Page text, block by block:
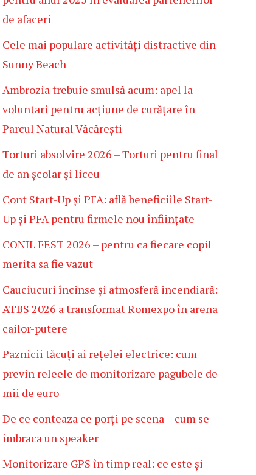
de afaceri
Cele mai populare activități distractive din
Sunny Beach
Ambrozia trebuie smulsă acum: apel la
voluntari pentru acțiune de curățare în
Parcul Natural Văcărești
Torturi absolvire 2026 – Torturi pentru final
de an școlar și liceu
Cont Start-Up și PFA: află beneficiile Start-
Up și PFA pentru firmele nou înființate
CONIL FEST 2026 – pentru ca fiecare copil
merita sa fie vazut
Cauciucuri încinse și atmosferă incendiară:
ATBS 2026 a transformat Romexpo în arena
cailor-putere
Paznicii tăcuți ai rețelei electrice: cum
previn releele de monitorizare pagubele de
mii de euro
De ce conteaza ce porți pe scena – cum se
imbraca un speaker
Monitorizare GPS în timp real: ce este și